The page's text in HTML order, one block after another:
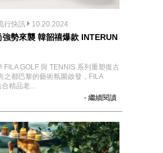
行快訊 10.20.2024
勢來襲 韓韶禧爆款 INTERUN
FILA GOLF 與 TENNIS 系列重塑復古
之都巴黎的藝術氛圍啟發，FILA
精品老...
- 繼續閱讀